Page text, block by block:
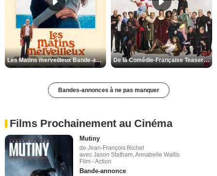
Les Matins merveilleux Bande-annonce VF De la Comédie-Française Teaser VF
Bandes-annonces à ne pas manquer
Films Prochainement au Cinéma
Mutiny
de Jean-François Richet
avec Jason Statham, Annabelle Wallis
Film - Action
Bande-annonce